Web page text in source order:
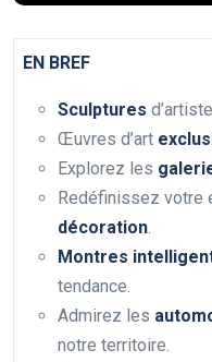
EN BREF
Sculptures
Œuvres d’art
Explorez les
Redéfinissez votre
décoration
Montres
tendance.
Admirez les
notre territoire.